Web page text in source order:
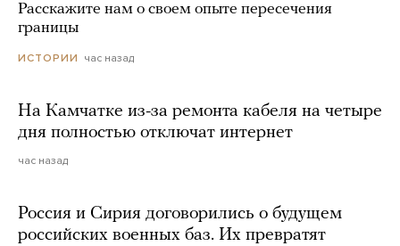
Расскажите нам о своем опыте пересечения
границы
ИСТОРИИ час назад
На Камчатке из-за ремонта кабеля на четыре
дня полностью отключат интернет
час назад
Россия и Сирия договорились о будущем
российских военных баз. Их превратят